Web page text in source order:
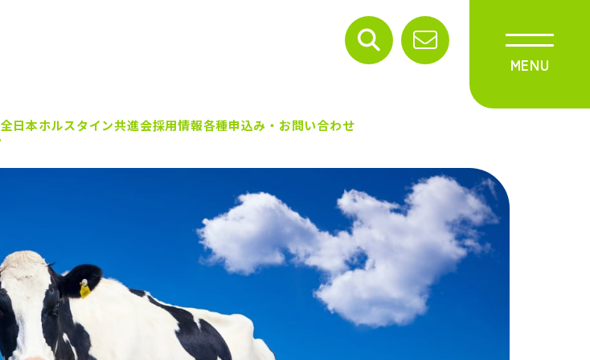
各種申込み・お問い合わせ
全日本ホルスタイン共進会採用情報